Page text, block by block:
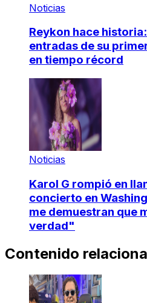
Noticias
Reykon hace
entradas de su
en tiempo récord
Noticias
Karol G rompió en
concierto en
me demuestran que
verdad"
Contenido